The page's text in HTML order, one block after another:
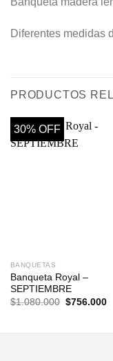
Diferentes medidas
PRODUCTOS
30% OFF
BANQUETAS
Banqueta Royal –
SEPTIEMBRE
$1.080.000 El
$756.000El